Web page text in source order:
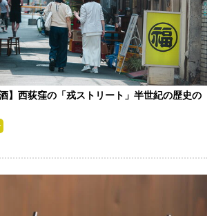
】西荻窪の「戎ストリート」半世紀の歴史の